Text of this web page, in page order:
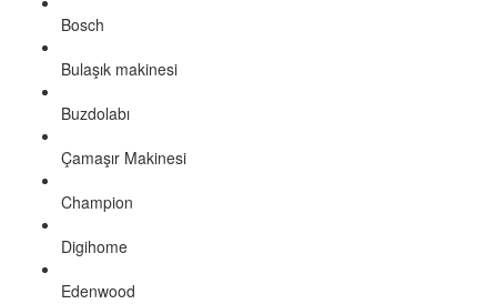
Bosch
Bulaşık makinesi
Buzdolabı
Çamaşır Makinesi
Champion
Digihome
Edenwood